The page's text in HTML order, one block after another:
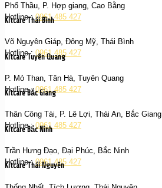
Phố Thầu, P. Hợp giang, Cao Bằng
Hotline :0961 485 427
Kitcare Thái Bình
Võ Nguyên Giáp, Đông Mỹ, Thái Bình
Hotline :0961 485 427
Kitcare Tuyên Quang
P. Mỏ Than, Tân Hà, Tuyên Quang
Hotline :0961 485 427
Kitcare Bắc Giang
Thân Công Tài, P. Lê Lợi, Thái An, Bắc Giang
Hotline :0961 485 427
Kitcare Bắc Ninh
Trần Hưng Đạo, Đại Phúc, Bắc Ninh
Hotline :0961 485 427
Kitcare Thái Nguyên